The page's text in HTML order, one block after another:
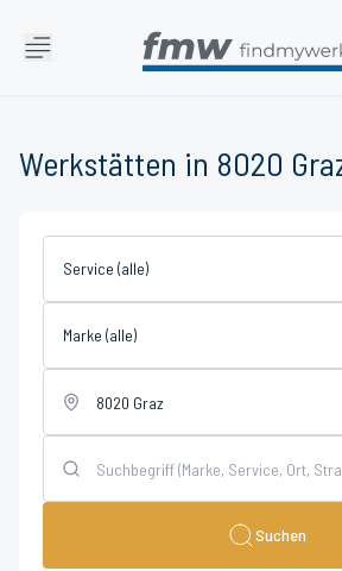
Werkstätten in 8020
Service (alle)
Marke (alle)
Suchen